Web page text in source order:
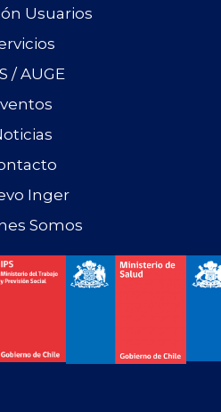
Usuarios
/ AUGE
Inger
Somos